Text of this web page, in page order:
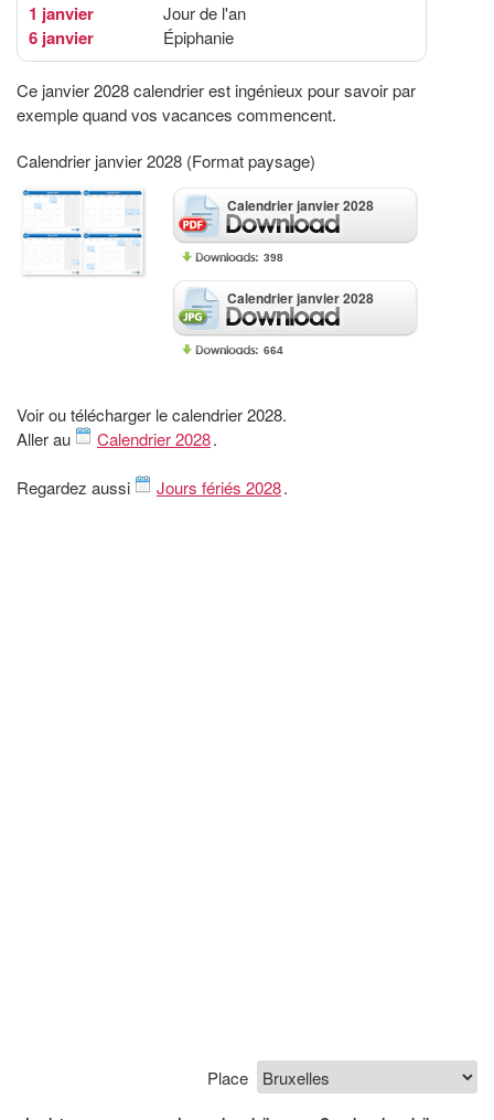
1 janvier Jour de l'an
6 janvier Épiphanie
Ce janvier 2028 calendrier est ingénieux pour savoir par
exemple quand vos vacances commencent.
Calendrier janvier 2028 (Format paysage)
Calendrier janvier 2028
398
Calendrier janvier 2028
664
Voir ou télécharger le calendrier 2028.
Aller au
Calendrier 2028.
Regardez aussi Jours fériés 2028.
Place